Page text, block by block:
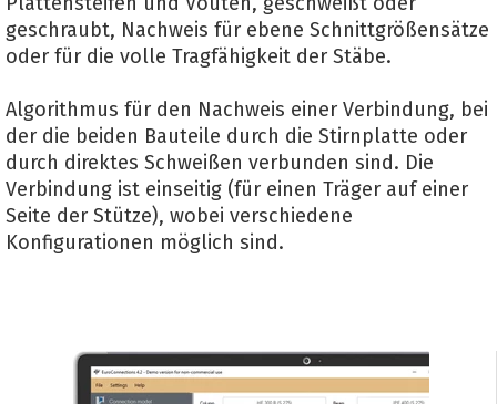
geschraubt, Nachweis für ebene Schnittgrößensätze
oder für die volle Tragfähigkeit der Stäbe.
Algorithmus für den Nachweis einer Verbindung, bei
der die beiden Bauteile durch die Stirnplatte oder
durch direktes Schweißen verbunden sind. Die
Verbindung ist einseitig (für einen Träger auf einer
Seite der Stütze), wobei verschiedene
Konfigurationen möglich sind.